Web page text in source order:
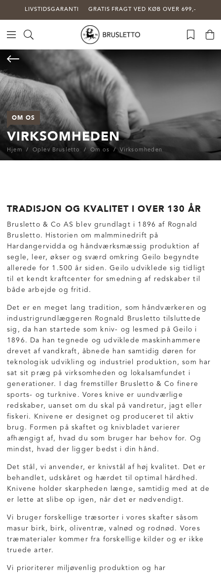
LIVSTIDSGARANTI GRATIS FRAGT VED KØB OVER 699,-
OM OS
VIRKSOMHEDEN
Hjem Oplev Brusletto Om os Virksomheden
TRADISJON OG KVALITET I OVER 130 ÅR
Brusletto & Co AS blev grundlagt i 1896 af Rognald
Brusletto. Historien om malmminedrift på
Hardangervidda og håndværksmæssig produktion af
segle, leer, økser og sværd omkring Geilo begyndte
allerede for 1.500 år siden. Geilo udviklede sig tidligt
til et kendt kraftcenter for smedning af redskaber til
både arbejde og fritid.
Det er en meget lang tradition, som håndværkeren og
industrigrundlæggeren Rognald Brusletto tilsluttede
sig, da han startede som kniv- og lesmed på Geilo i
1896. Da han tegnede og udviklede maskinhammere
drevet af vandkraft, åbnede han samtidig døren for
teknologisk udvikling og industriel produktion, som har
sat sit præg på virksomheden og lokalsamfundet i
generationer. I dag fremstiller Brusletto & Co finere
sports- og turknive. Vores knive er uundværlige
redskaber, uanset om du skal på vandretur, jagt eller
fiskeri. Knivene er designet og produceret til aktiv
brug. Formen på skaftet og knivbladet varierer
afhængigt af, hvad du som bruger har behov for. Og
mindst, hvad der ligger bedst i din hånd.
Det stål, vi anvender, er knivstål af høj kvalitet. Det er
behandlet, udskåret og hærdet til optimal hårdhed.
Knivene holder skarpheden længe, samtidig med at de
er lette at slibe op igen, når det er nødvendigt.
Vi bruger forskellige træsorter i vores skafter såsom
masur birk, birk, oliventræ, valnød og rodnød. Vores
træmaterialer kommer fra forskellige kilder og er ikke
truede arter.
Vi prioriterer miljøvenlig produktion og har